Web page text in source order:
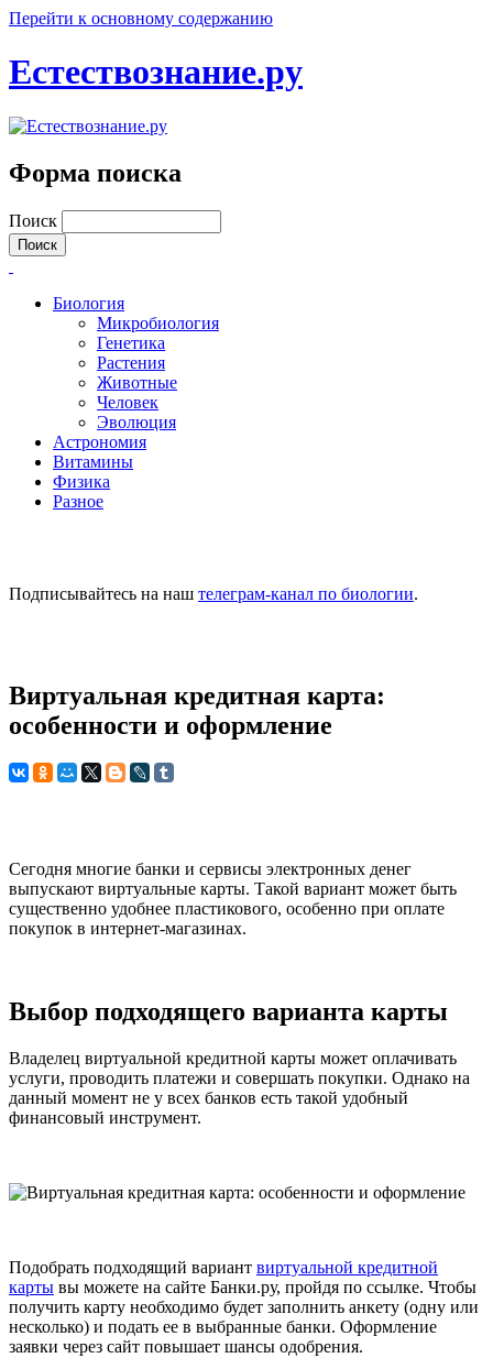
Перейти к основному содержанию
Естествознание.ру
Форма поиска
Поиск
Биология
Микробиология
Генетика
Растения
Животные
Человек
Эволюция
Астрономия
Витамины
Физика
Разное
Подписывайтесь на наш телеграм-канал по биологии.
Виртуальная кредитная карта:
особенности и оформление
Сегодня многие банки и сервисы электронных денег
выпускают виртуальные карты. Такой вариант может быть
существенно удобнее пластикового, особенно при оплате
покупок в интернет-магазинах.
Выбор подходящего варианта карты
Владелец виртуальной кредитной карты может оплачивать
услуги, проводить платежи и совершать покупки. Однако на
данный момент не у всех банков есть такой удобный
финансовый инструмент.
Подобрать подходящий вариант виртуальной кредитной
карты вы можете на сайте Банки.ру, пройдя по ссылке. Чтобы
получить карту необходимо будет заполнить анкету (одну или
несколько) и подать ее в выбранные банки. Оформление
заявки через сайт повышает шансы одобрения.